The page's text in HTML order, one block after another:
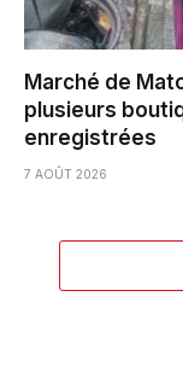
Marché de
plusieurs
enregistrées
7 AOÛT 2026